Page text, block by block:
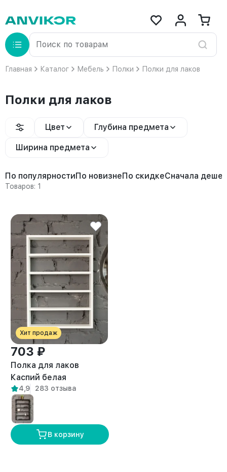
Главная Каталог Мебель Полки Полки для лаков
Полки для лаков
Цвет Глубина предмета
Ширина предмета
По популярностиПо новизнеПо скидкеСначала
Товаров: 1
Хит продаж
703 ₽
Полка для лаков
Каспий белая
4,9 283 отзыва
В корзину